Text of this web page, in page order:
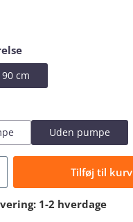
90 cm
Uden pumpe
Tilføj til kurv
1-2 hverdage